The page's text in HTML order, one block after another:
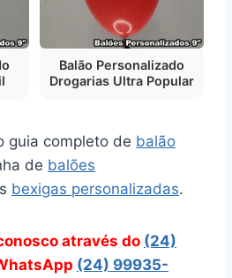
Balão Personalizado
Drogarias Ultra Popular
guia completo de balão
de balões
bexigas personalizadas.
através do (24)
(24) 99935-